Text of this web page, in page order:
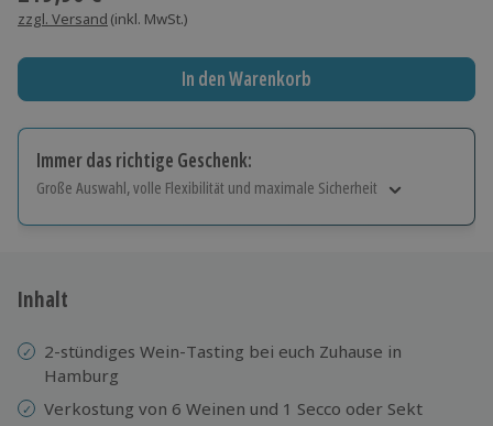
zzgl. Versand (inkl. MwSt.)
In den Warenkorb
Immer das richtige Geschenk:
Große Auswahl, volle Flexibilität und maximale Sicherheit
Jeder Gutschein für alle Erlebnisse einlösbar.
Inhalt
2-stündiges Wein-Tasting bei euch Zuhause in
Hamburg
Verkostung von 6 Weinen und 1 Secco oder Sekt